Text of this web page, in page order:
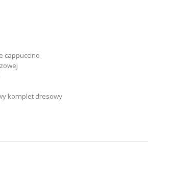
cappuccino
komplet dresowy